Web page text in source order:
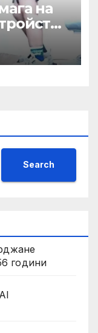
на
път
Search
години